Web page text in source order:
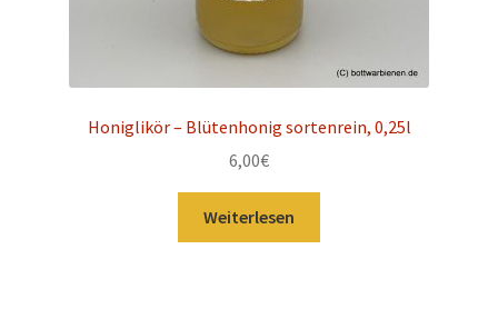
Honiglikör – Blütenhonig sortenrein, 0,25l
6,00€
Weiterlesen